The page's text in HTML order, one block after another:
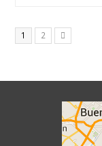
Page
1 Page
2